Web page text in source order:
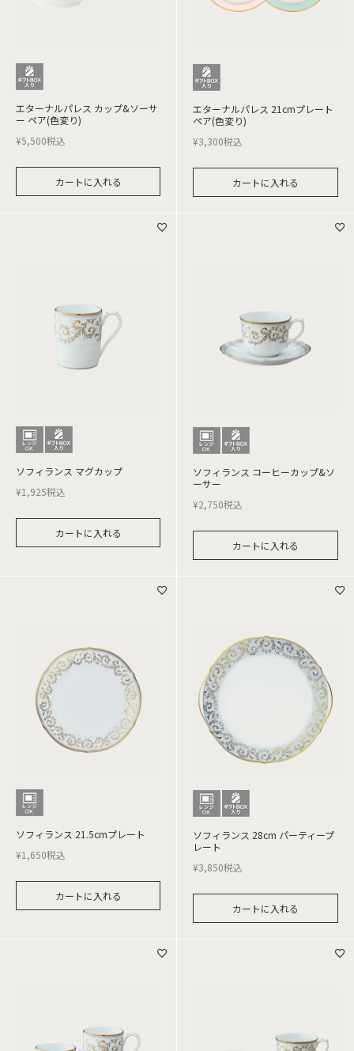
エターナルパレス カップ&ソーサ
ー ペア(色変り)
¥5,500税込
カートに入れる
エターナルパレス 21cmプレート
ペア(色変り)
¥3,300税込
カートに入れる
ソフィランス マグカップ
¥1,925税込
カートに入れる
ソフィランス コーヒーカップ&ソ
ーサー
¥2,750税込
カートに入れる
ソフィランス 21.5cmプレート
¥1,650税込
カートに入れる
ソフィランス 28cm パーティープ
レート
¥3,850税込
カートに入れる